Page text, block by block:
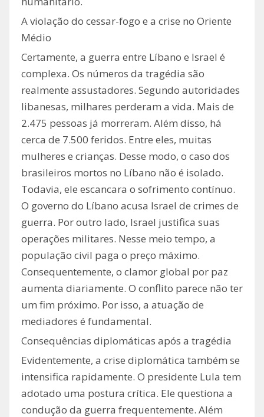
A violação do cessar-fogo e a crise no Oriente
Médio
Certamente, a guerra entre Líbano e Israel é
complexa. Os números da tragédia são
realmente assustadores. Segundo autoridades
libanesas, milhares perderam a vida. Mais de
2.475 pessoas já morreram. Além disso, há
cerca de 7.500 feridos. Entre eles, muitas
mulheres e crianças. Desse modo, o caso dos
brasileiros mortos no Líbano não é isolado.
Todavia, ele escancara o sofrimento contínuo.
O governo do Líbano acusa Israel de crimes de
guerra. Por outro lado, Israel justifica suas
operações militares. Nesse meio tempo, a
população civil paga o preço máximo.
Consequentemente, o clamor global por paz
aumenta diariamente. O conflito parece não ter
um fim próximo. Por isso, a atuação de
mediadores é fundamental.
Consequências diplomáticas após a tragédia
Evidentemente, a crise diplomática também se
intensifica rapidamente. O presidente Lula tem
adotado uma postura crítica. Ele questiona a
condução da guerra frequentemente. Além